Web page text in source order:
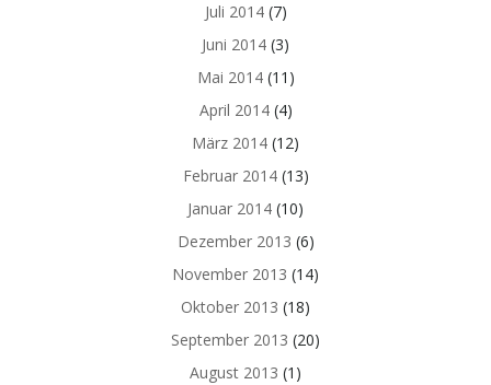
Juli 2014(7)
Juni 2014 (3)
Mai 2014(11)
April 2014(4)
März 2014 (12)
Februar 2014(13)
Januar 2014 (10)
Dezember 2013 (6)
November 2013 (14)
Oktober 2013 (18)
September 2013 (20)
August 2013 (1)